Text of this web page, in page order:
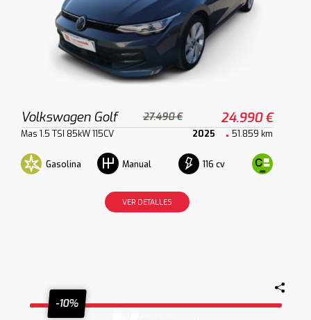
Volkswagen Golf 27.490 € 24.990 €
Mas 1.5 TSI 85kW 115CV 2025 51.859 km
Gasolina Manual 116 cv
VER DETALLES
-10%